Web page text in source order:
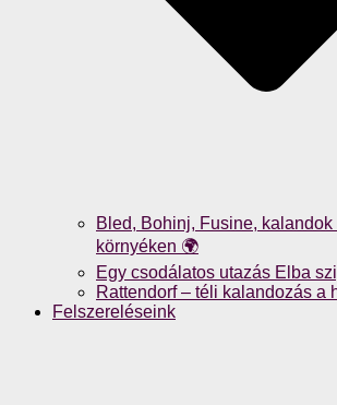
Bled, Bohinj, Fusine, kalandok
környéken 🌍
Egy csodálatos utazás Elba
Rattendorf – téli kalandozás a
Felszereléseink